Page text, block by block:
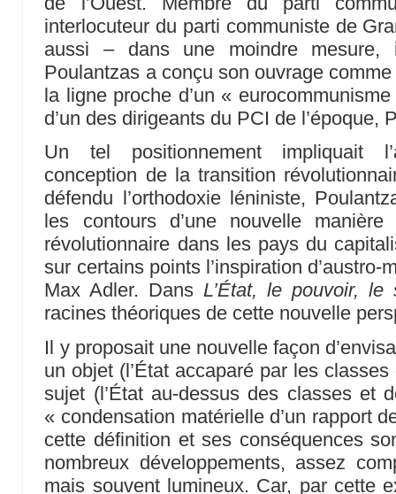
interlocuteur du parti communiste de
aussi – dans une moindre
Poulantzas a conçu son ouvrage
la ligne proche d’un «
d’un des dirigeants du PCI de l’époque,
Un tel positionnement impliquait
conception de la transition
défendu l’orthodoxie léniniste,
les contours d’une nouvelle manière
révolutionnaire dans les pays du
sur certains points l’inspiration
Max Adler. DansL’État, le pouvoir, le
racines théoriques de cette nouvelle
Il y proposait une nouvelle façon
un objet (l’État accaparé par les
sujet (l’État au-dessus des classes et
« condensation matérielle d’un rapport
cette définition et ses conséquences
nombreux développements, assez
mais souvent lumineux. Car, par cette